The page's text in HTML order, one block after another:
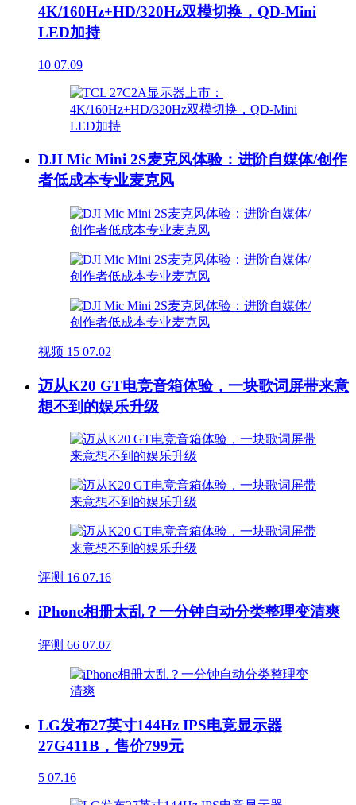
4K/160Hz+HD/320Hz双模切换，QD-Mini
LED加持
10 07.09
DJI Mic Mini 2S麦克风体验：进阶自媒体/创作
者低成本专业麦克风
视频 15 07.02
迈从K20 GT电竞音箱体验，一块歌词屏带来意
想不到的娱乐升级
评测 16 07.16
iPhone相册太乱？一分钟自动分类整理变清爽
评测 66 07.07
LG发布27英寸144Hz IPS电竞显示器
27G411B，售价799元
5 07.16